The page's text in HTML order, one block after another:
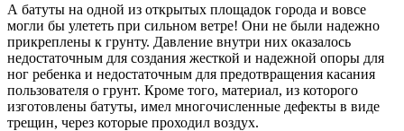
А батуты на одной из открытых площадок города и вовсе
могли бы улететь при сильном ветре! Они не были надежно
прикреплены к грунту. Давление внутри них оказалось
недостаточным для создания жесткой и надежной опоры для
ног ребенка и недостаточным для предотвращения касания
пользователя о грунт. Кроме того, материал, из которого
изготовлены батуты, имел многочисленные дефекты в виде
трещин, через которые проходил воздух.